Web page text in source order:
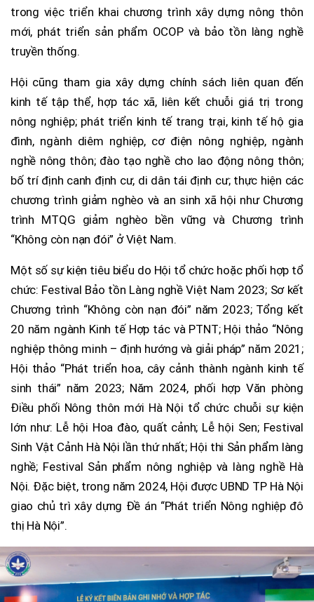
trong việc triển khai chương trình xây dựng nông thôn
mới, phát triển sản phẩm OCOP và bảo tồn làng nghề
truyền thống.
Hội cũng tham gia xây dựng chính sách liên quan đến
kinh tế tập thể, hợp tác xã, liên kết chuỗi giá trị trong
nông nghiệp; phát triển kinh tế trang trại, kinh tế hộ gia
đình, ngành diêm nghiệp, cơ điện nông nghiệp, ngành
nghề nông thôn; đào tạo nghề cho lao động nông thôn;
bố trí định canh định cư, di dân tái định cư; thực hiện các
chương trình giảm nghèo và an sinh xã hội như Chương
trình MTQG giảm nghèo bền vững và Chương trình
“Không còn nạn đói” ở Việt Nam.
Một số sự kiện tiêu biểu do Hội tổ chức hoặc phối hợp tổ
chức: Festival Bảo tồn Làng nghề Việt Nam 2023; Sơ kết
Chương trình “Không còn nạn đói” năm 2023; Tổng kết
20 năm ngành Kinh tế Hợp tác và PTNT; Hội thảo “Nông
nghiệp thông minh – định hướng và giải pháp” năm 2021;
Hội thảo “Phát triển hoa, cây cảnh thành ngành kinh tế
sinh thái” năm 2023; Năm 2024, phối hợp Văn phòng
Điều phối Nông thôn mới Hà Nội tổ chức chuỗi sự kiện
lớn như: Lễ hội Hoa đào, quất cảnh; Lễ hội Sen; Festival
Sinh Vật Cảnh Hà Nội lần thứ nhất; Hội thi Sản phẩm làng
nghề; Festival Sản phẩm nông nghiệp và làng nghề Hà
Nội. Đặc biệt, trong năm 2024, Hội được UBND TP Hà Nội
giao chủ trì xây dựng Đề án “Phát triển Nông nghiệp đô
thị Hà Nội”.